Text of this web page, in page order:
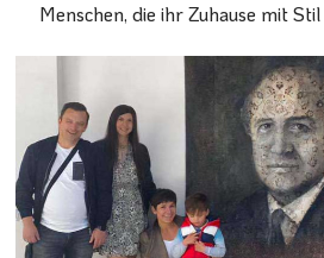
Menschen, die ihr Zuhause mit